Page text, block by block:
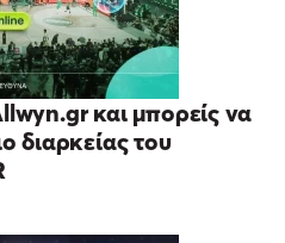
και μπορείς να
διαρκείας του